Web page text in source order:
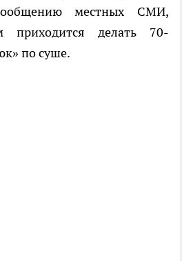
местных СМИ,
приходится делать 70-
по суше.